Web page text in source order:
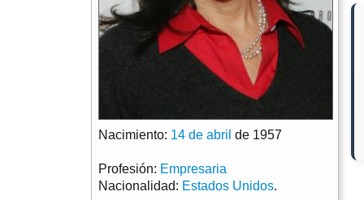
Nacimiento: 14 de abril de 1957
Profesión: Empresaria
Nacionalidad: Estados Unidos.